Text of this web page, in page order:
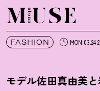
オトナミューズ
FASHION MON.03.24
モデル佐田真由美